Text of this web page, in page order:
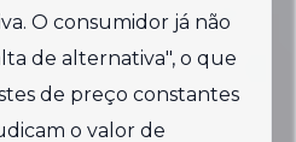
O consumidor já não
de alternativa", o que
de preço constantes
o valor de